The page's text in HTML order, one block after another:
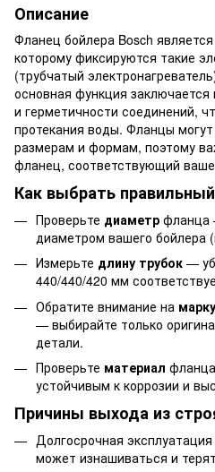
Описание
Фланец бойлера Bosch
которому фиксируются такие
(трубчатый
основная функция
и герметичности соединений,
протекания воды. Фланцы
размерам и формам, поэтому
фланец, соответствующий
Как выбрать
Проверьте диаметр фланца
диаметром вашего бойлера
Измерьте длину трубок —
440/440/420 мм
Обратите внимание на марку
— выбирайте только
детали.
Проверьте материал
устойчивым к коррозии и
Причины выхода из
Долгосрочная
может изнашиваться и